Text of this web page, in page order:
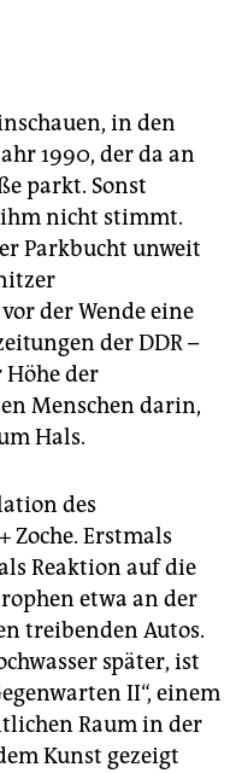
in den
1990, der da an
parkt. Sonst
nicht stimmt.
Parkbucht unweit
vor der Wende eine
der DDR –
Höhe der
Menschen darin,
Hals.
des
Erstmals
Reaktion auf die
etwa an der
treibenden Autos.
später, ist
II“, einem
Raum in der
Kunst gezeigt